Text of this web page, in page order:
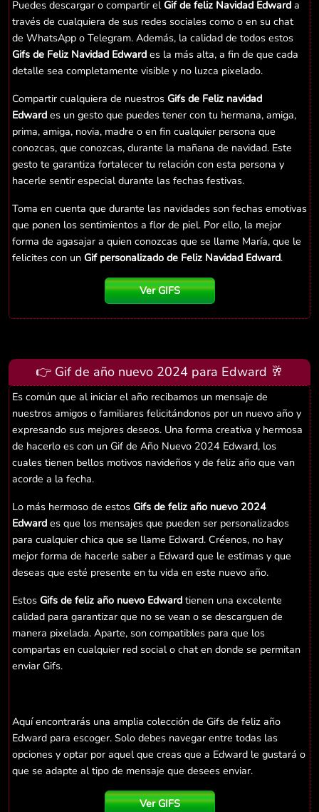
Puedes descargar o compartir elGif de feliz Navidad Edward a
través de cualquiera de sus redes sociales como o en su chat
de WhatsApp o Telegram. Además, la calidad de todos estos
Gifs de Feliz Navidad Edward es la más alta, a fin de que cada
detalle sea completamente visible y no luzca pixelado.
Compartir cualquiera de nuestros Gifs de Feliz navidad
Edward es un gesto que puedes tener con tu hermana, amiga,
prima, amiga, novia, madre o en fin cualquier persona que
conozcas, que conozcas, durante la mañana de navidad. Este
gesto te garantiza fortalecer tu relación con esta persona y
hacerle sentir especial durante las fechas festivas.
Toma en cuenta que durante las navidades son fechas emotivas
que ponen los sentimientos a flor de piel. Por ello, la mejor
forma de agasajar a quien conozcas que se llame María, que le
felicites con un Gif personalizado de Feliz Navidad Edward.
Ver GIFS
👉 Gif de año nuevo 2024 para Edward 🥂
Es común que al iniciar el año recibamos un mensaje de
nuestros amigos o familiares felicitándonos por un nuevo año y
expresando sus mejores deseos. Una forma creativa y hermosa
de hacerlo es con un Gif de Año Nuevo 2024 Edward, los
cuales tienen bellos motivos navideños y de feliz año que van
acorde a la fecha.
Lo más hermoso de estos Gifs de feliz año nuevo 2024
Edward es que los mensajes que pueden ser personalizados
para cualquier chica que se llame Edward. Créenos, no hay
mejor forma de hacerle saber a Edward que le estimas y que
deseas que esté presente en tu vida en este nuevo año.
Estos Gifs de feliz año nuevo Edward tienen una excelente
calidad para garantizar que no se vean o se descarguen de
manera pixelada. Aparte, son compatibles para que los
compartas en cualquier red social o chat en donde se permitan
enviar Gifs.
Aquí encontrarás una amplia colección de Gifs de feliz año
Edward para escoger. Solo debes navegar entre todas las
opciones y optar por aquel que creas que a Edward le gustará o
que se adapte al tipo de mensaje que desees enviar.
Ver GIFS